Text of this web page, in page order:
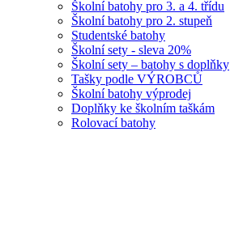
Školní batohy pro 3. a 4. třídu
Školní batohy pro 2. stupeň
Studentské batohy
Školní sety - sleva 20%
Školní sety – batohy s doplňky
Tašky podle VÝROBCŮ
Školní batohy výprodej
Doplňky ke školním taškám
Rolovací batohy